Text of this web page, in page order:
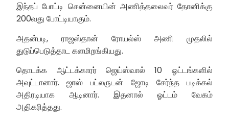
இந்தப் போட்டி சென்னையின் அணித்தலைவர் தோனிக்கு
200வது போட்டியாகும்.
அதன்படி, ராஜஸ்தான் ரோயல்ஸ் அணி முதலில்
துடுப்பெடுத்தாட களமிறங்கியது.
தொடக்க ஆட்டக்காரர் ஜெய்ஸ்வால் 10 ஓட்டங்களில்
அவுட்டானார். ஜாஸ் பட்லருடன் ஜோடி சேர்ந்த படிக்கல்
அதிரடியாக ஆடினார். இதனால் ஓட்டம் வேகம்
அதிகரித்தது.